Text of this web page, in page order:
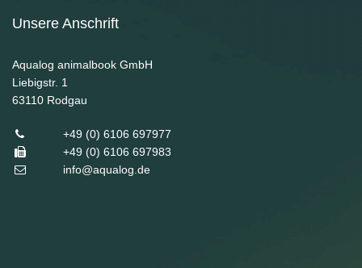
Unsere Anschrift
Aqualog animalbook GmbH
Liebigstr. 1
63110 Rodgau
+49 (0) 6106 697977
+49 (0) 6106 697983
info@aqualog.de